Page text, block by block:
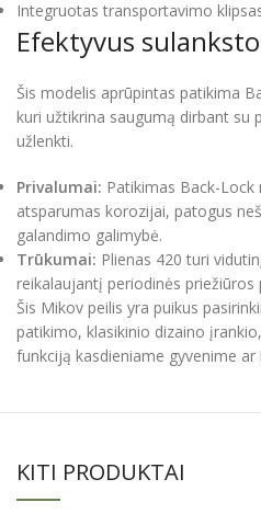
Integruotas transportavimo
Efektyvus
Šis modelis aprūpintas patikima
kuri užtikrina saugumą dirbant su
užlenkti.
Privalumai: Patikimas Back-
atsparumas korozijai, patogus
galandimo galimybė.
Trūkumai: Plienas 420 turi
reikalaujantį periodinės
Šis Mikov peilis yra puikus
patikimo, klasikinio dizaino
funkciją kasdieniame gyvenime
KITI PRODUKTAI